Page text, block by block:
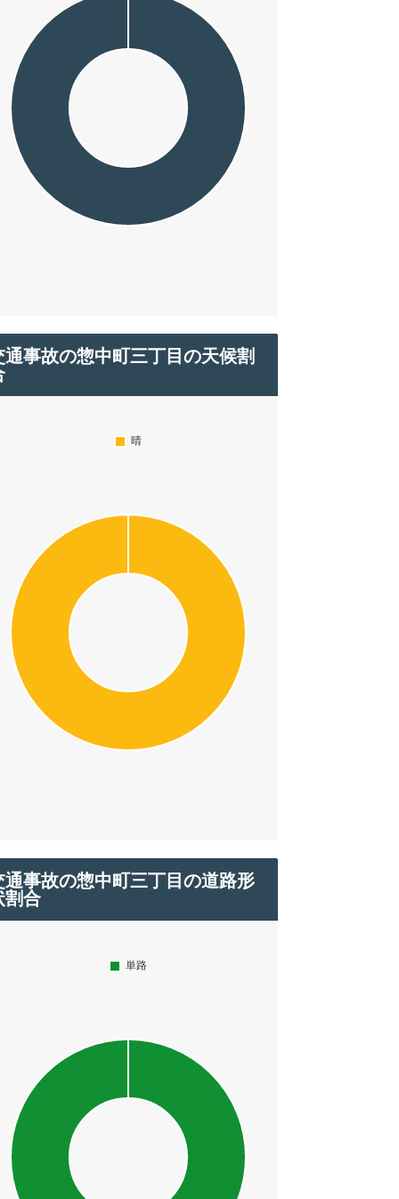
通事故の惣中町三丁目の天候割
通事故の惣中町三丁目の道路形
割合